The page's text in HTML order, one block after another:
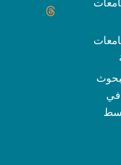
e
o
t
u
w
t
e
l